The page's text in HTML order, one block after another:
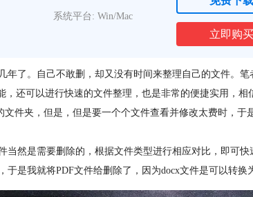
系统平台: Win/Mac
立即购买
了。自己不敢删，却又没有时间来整理自己的文件。
还可以进行快速的文件整理，也是非常的便捷实用，相
件夹，但是，但是要一个个文件查看并修改太费时，于
然是需要删除的，根据文件类型进行相应对比，即可
是我就将PDF文件给删除了，因为docx文件是可以转换